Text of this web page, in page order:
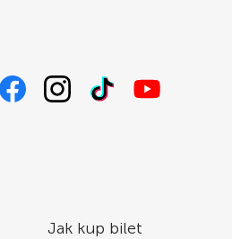
Jak kup bilet